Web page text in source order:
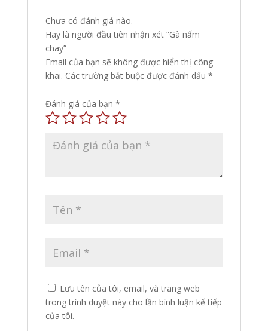
Chưa có đánh giá nào.
Hãy là người đầu tiên nhận xét “Gà nấm
chay”
Email của bạn sẽ không được hiển thị công
khai. Các trường bắt buộc được đánh dấu *
Đánh giá của bạn *
Lưu tên của tôi, email, và trang web
trong trình duyệt này cho lần bình luận kế tiếp
của tôi.